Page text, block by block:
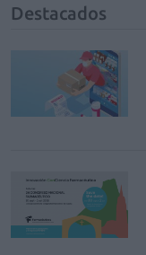
Destacados